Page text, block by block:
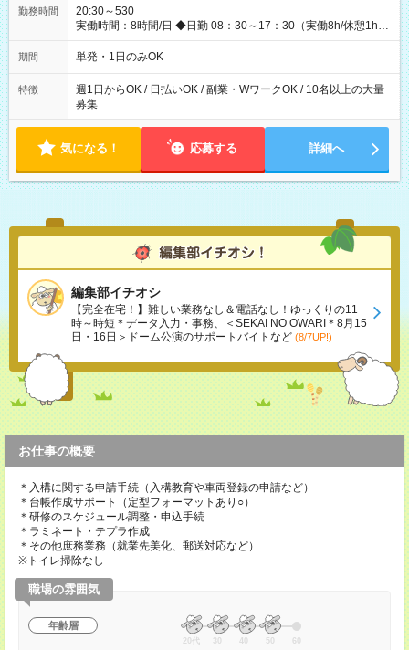
当等 アルバイトから社員雇用までのキャリアアップを楽しめ
るスキームをご用意しております☆ 【試用期間】試用期間なし
勤務時間
20:30～530
実働時間：8時間/日 ◆日勤 08：30～17：30（実働8h/休憩1h）
◆夜勤 20：30～翌05：30（実働8h/休憩1h） ※勤務地により勤
務時間は多少変動あり ◆希望のシフトで働ける！ 希望の勤務日
夜勤・深夜・早朝のお仕事もございます
期間 単発・1日のみOK
特徴
週1日からOK / 日払いOK / 副業・WワークOK / 10名以上の大量
募集
気になる！ 応募する 詳細へ
編集部イチオシ
【完全在宅！】難しい業務なし＆電話なし！ゆっくりの11
時～時短＊データ入力・事務、＜SEKAI NO OWARI＊8月15
日・16日＞ドーム公演のサポートバイトなど (8/7UP!)
お仕事の概要
＊入構に関する申請手続（入構教育や車両登録の申請など）
＊台帳作成サポート（定型フォーマットあり○）
＊研修のスケジュール調整・申込手続
＊ラミネート・テプラ作成
＊その他庶務業務（就業先美化、郵送対応など）
※トイレ掃除なし
職場の雰囲気
年齢層
20代 30 40 50 60